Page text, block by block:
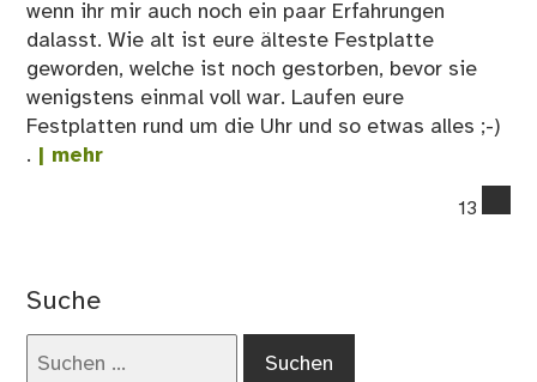
wenn ihr mir auch noch ein paar Erfahrungen
dalasst. Wie alt ist eure älteste Festplatte
geworden, welche ist noch gestorben, bevor sie
wenigstens einmal voll war. Laufen eure
Festplatten rund um die Uhr und so etwas alles ;-)
. | mehr
13
Suche